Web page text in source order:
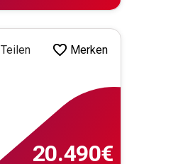
Teilen Merken
20.490€